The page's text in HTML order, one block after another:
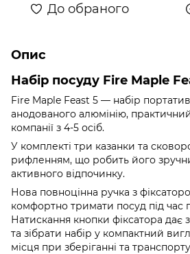
До обраного
Опис
Набір посуду Fire Maple
Fire Maple Feast 5 — набір
анодованого алюмінію,
компанії з 4-5 осіб.
У комплекті три казанки та
рифленням, що робить його
активного відпочинку.
Нова повноцінна ручка з
комфортно тримати посуд під час
Натискання кнопки фіксатора дає
та зібрати набір у компактний
місця при зберіганні та